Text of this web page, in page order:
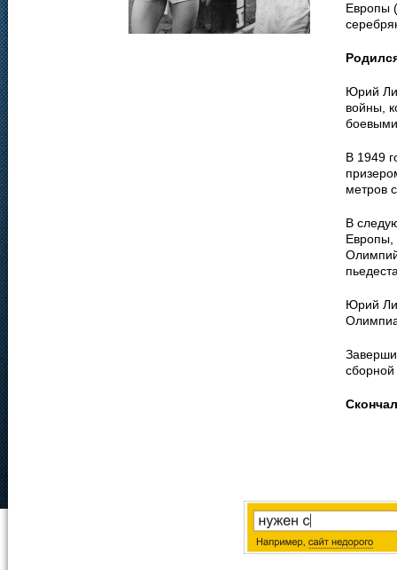
Европы
Юрий
войны,
В 1949
метров
В
Европы,
Юрий